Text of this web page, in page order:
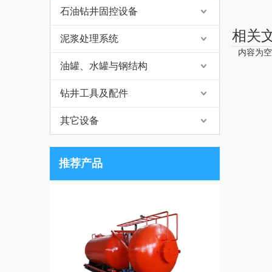
石油钻井固控设备
泥浆处理系统
油罐、水罐与钢结构
钻井工具及配件
其它设备
推荐产品
相关
内容为空